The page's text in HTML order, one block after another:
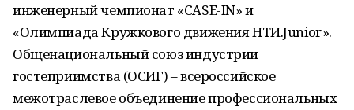
инженерный чемпионат «CASE-IN» и
«Олимпиада Кружкового движения НТИ.Junior».
Общенациональный союз индустрии
гостеприимства (ОСИГ) – всероссийское
межотраслевое объединение профессиональных